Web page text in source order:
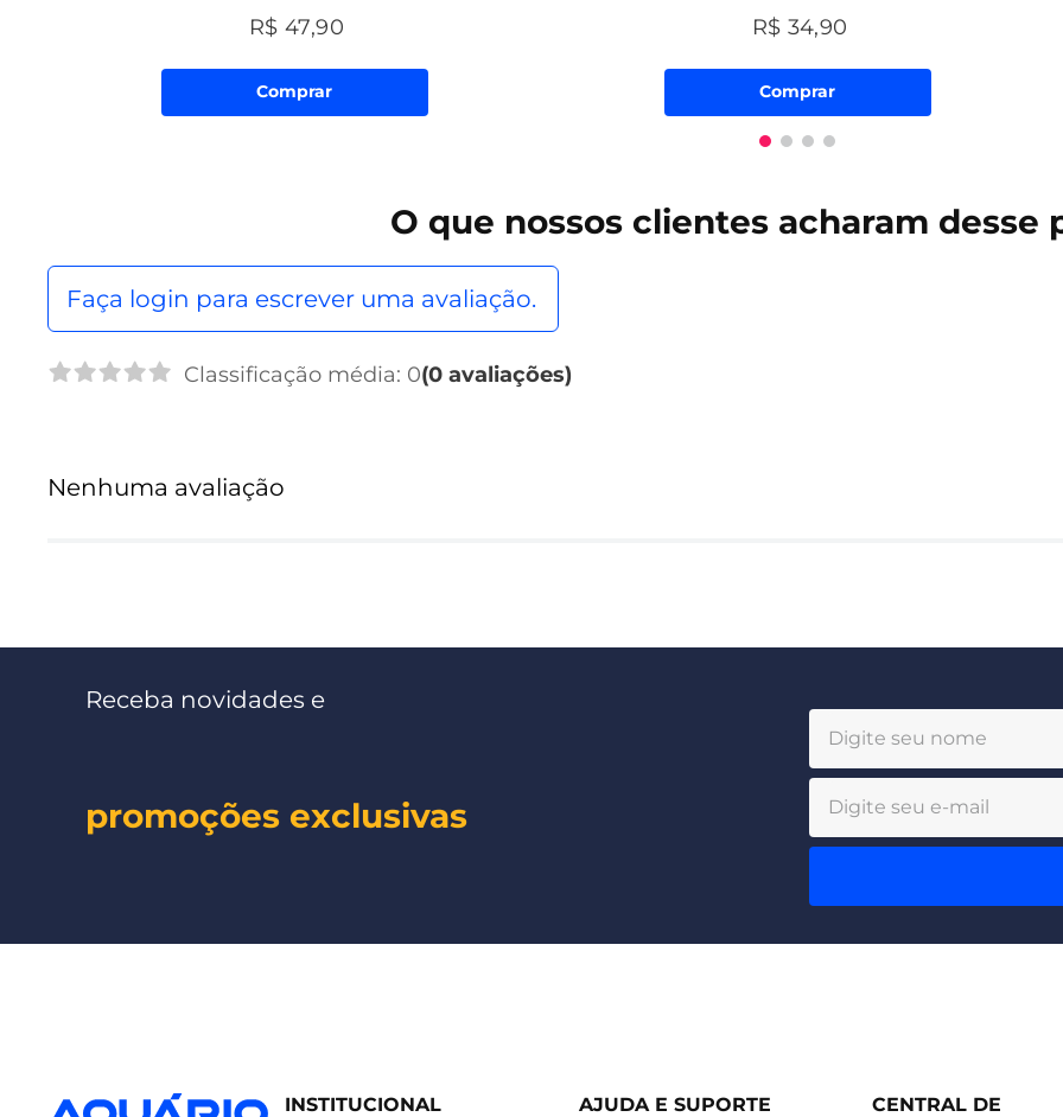
R$ 47,90
Comprar
R$ 34,90
Comprar
O que nossos clientesacharam desse
Classificação média: 0(0 avaliações)
Faça login para escrever uma avaliação.
Nenhuma avaliação
Receba novidades e
promoções exclusivas
INSTITUCIONAL AJUDA E SUPORTE
CENTRAL DE